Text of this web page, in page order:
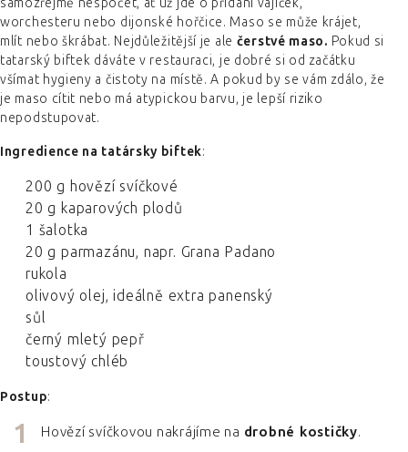
samozřejmě nespočet, ať už jde o přidání vajíček,
worchesteru nebo dijonské hořčice. Maso se může krájet,
mlít nebo škrábat. Nejdůležitější je ale čerstvé maso. Pokud si
tatarský biftek dáváte v restauraci, je dobré si od začátku
všímat hygieny a čistoty na místě. A pokud by se vám zdálo, že
je maso cítit nebo má atypickou barvu, je lepší riziko
nepodstupovat.
Ingredience na tatársky biftek:
200 g hovězí svíčkové
20 g kaparových plodů
1 šalotka
20 g parmazánu, napr. Grana Padano
rukola
olivový olej, ideálně extra panenský
sůl
černý mletý pepř
toustový chléb
Postup:
Hovězí svíčkovou nakrájíme na drobné kostičky.